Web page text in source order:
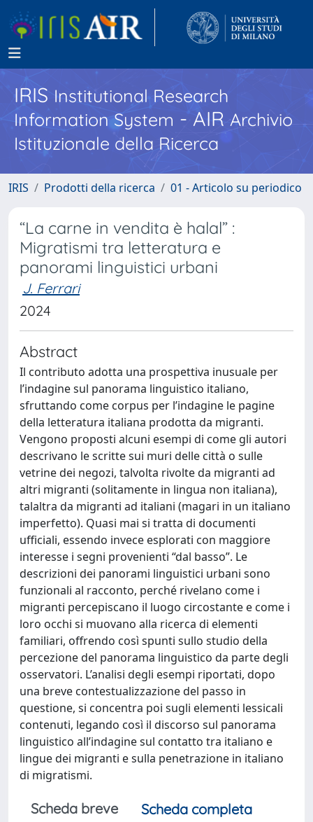
IRISInstitutional Research
Information System - AIR Archivio
Istituzionale della Ricerca
IRIS Prodotti della ricerca 01 - Articolo su periodico
“La carne in vendita è halal” :
Migratismi tra letteratura e
panorami linguistici urbani
J. Ferrari
2024
Abstract
Il contributo adotta una prospettiva inusuale per
l’indagine sul panorama linguistico italiano,
sfruttando come corpus per l’indagine le pagine
della letteratura italiana prodotta da migranti.
Vengono proposti alcuni esempi di come gli autori
descrivano le scritte sui muri delle città o sulle
vetrine dei negozi, talvolta rivolte da migranti ad
altri migranti (solitamente in lingua non italiana),
talaltra da migranti ad italiani (magari in un italiano
imperfetto). Quasi mai si tratta di documenti
ufficiali, essendo invece esplorati con maggiore
interesse i segni provenienti “dal basso”. Le
descrizioni dei panorami linguistici urbani sono
funzionali al racconto, perché rivelano come i
migranti percepiscano il luogo circostante e come i
loro occhi si muovano alla ricerca di elementi
familiari, offrendo così spunti sullo studio della
percezione del panorama linguistico da parte degli
osservatori. L’analisi degli esempi riportati, dopo
una breve contestualizzazione del passo in
questione, si concentra poi sugli elementi lessicali
contenuti, legando così il discorso sul panorama
linguistico all’indagine sul contatto tra italiano e
lingue dei migranti e sulla penetrazione in italiano
di migratismi.
Scheda breve
Scheda completa